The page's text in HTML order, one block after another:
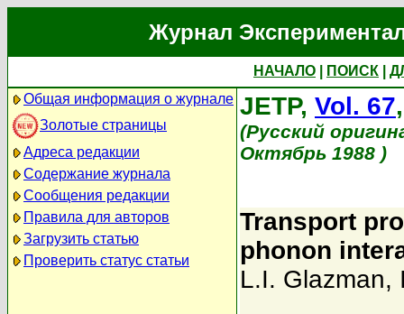
Журнал
НАЧАЛО ПОИСК
Общая информация о журнале
Золотые страницы
Адреса редакции
Содержание журнала
Сообщения редакции
Правила для авторов
Загрузить статью
Проверить статус статьи
JETP, Vol. 67
(Русский
Октябрь 1988 )
Transport
phonon
L.I. Glazman,